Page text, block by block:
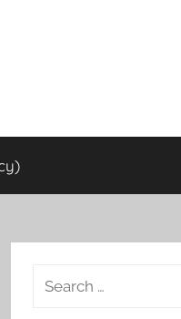
Search